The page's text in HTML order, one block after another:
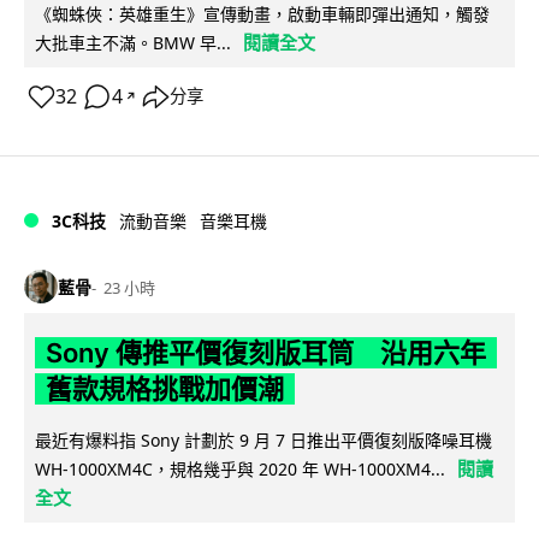
《蜘蛛俠：英雄重生》宣傳動畫，啟動車輛即彈出通知，觸發
大批車主不滿。BMW 早...
閱讀全文
32 4 ↗ 分享
3C科技 流動音樂 音樂耳機
藍骨 23 小時
Sony 傳推平價復刻版耳筒 沿用六年
舊款規格挑戰加價潮
最近有爆料指 Sony 計劃於 9 月 7 日推出平價復刻版降噪耳機
WH-1000XM4C，規格幾乎與 2020 年 WH-1000XM4...
閱讀
全文